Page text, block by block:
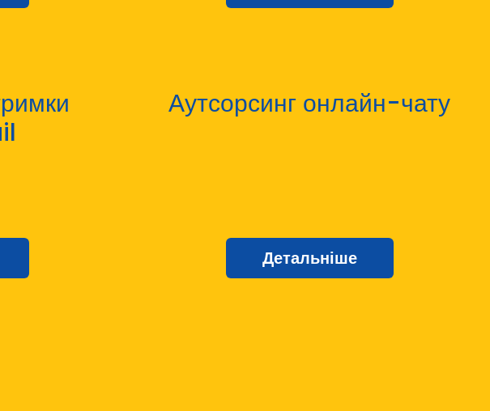
Аутсорсинг онлайн-чату
Детальніше